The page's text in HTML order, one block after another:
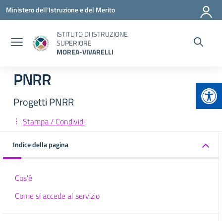
Vai ai contenuti
Vai al menu di navigazione
Vai al footer
Ministero dell'Istruzione e del Merito
ISTITUTO DI ISTRUZIONE
SUPERIORE
MOREA-VIVARELLI
PNRR
Progetti PNRR
Stampa / Condividi
Indice della pagina
Cos'è
Come si accede al servizio